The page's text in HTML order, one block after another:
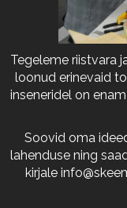
Tegeleme riistvara
loonud erinevaid
inseneridel on
Soovid oma
lahenduse ning
kirjale